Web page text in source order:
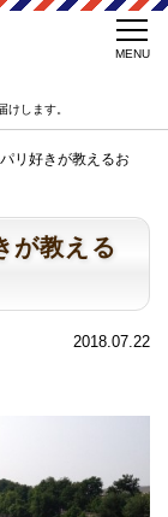
けします。
リ好きが教えるお
が教える
2018.07.22